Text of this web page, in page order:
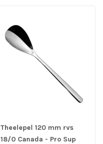
Theelepel 120 mm rvs
18/0 Canada - Pro Sup